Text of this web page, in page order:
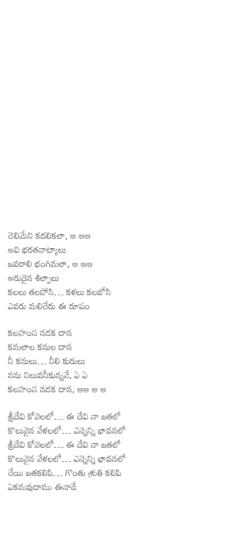
చెలిమేని కదలికలా, ఆ ఆఆ
అవి భరతనాట్యాలు
జవరాలి భంగిమలా, ఆ ఆఆ
అరుదైన శిల్పాలు
కలలు తలపోసి… కళలు కలబోసి
ఎవరు మలిచేరు ఈ రూపం
కలహంస నడక దాన
కమలాల కనుల దాన
నీ కనులు… నీలి కురులు
నను నిలువనీకున్నవే, ఏ ఏ
కలహంస నడక దాన, ఆఆ ఆ ఆ
శ్రీదేవి కోవెలలో… ఈ దేవి నా జతలో
కొలువైన వేళలలో… ఎన్నెన్ని భావనలో
శ్రీదేవి కోవెలలో… ఈ దేవి నా జతలో
కొలువైన వేళలలో… ఎన్నెన్ని భావనలో
చేయి జతకలిపి… గొంతు శ్రుతి కలిపి
ఏకమవుదాము ఈనాడే